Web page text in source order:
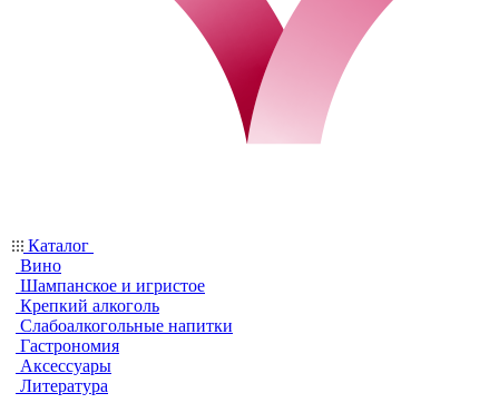
Каталог
Вино
Шампанское и игристое
Крепкий алкоголь
Слабоалкогольные напитки
Гастрономия
Аксессуары
Литература